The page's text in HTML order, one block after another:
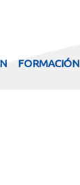
FORMACIÓN